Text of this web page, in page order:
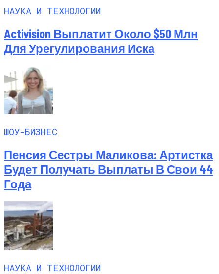
НАУКА И ТЕХНОЛОГИИ
Activision Выплатит Около $50 Млн
Для Урегулирования Иска
ШОУ-БИЗНЕС
Пенсия Сестры Маликова: Артистка
Будет Получать Выплаты В Свои 44
Года
НАУКА И ТЕХНОЛОГИИ